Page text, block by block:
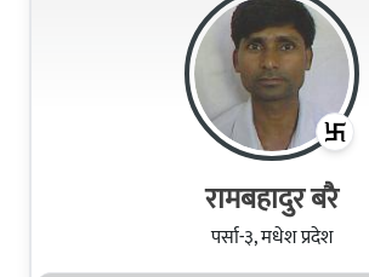
रामबहादुर बरै
पर्सा-३, मधेश प्रदेश